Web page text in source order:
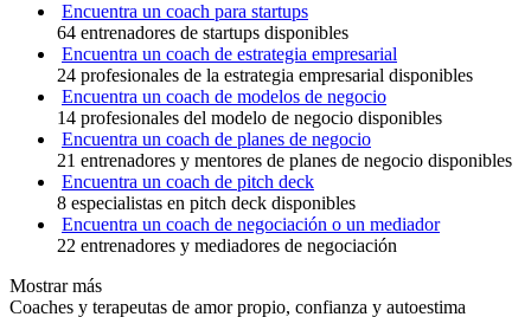
Encuentra un coach para startups
64 entrenadores de startups disponibles
Encuentra un coach de estrategia empresarial
24 profesionales de la estrategia empresarial disponibles
Encuentra un coach de modelos de negocio
14 profesionales del modelo de negocio disponibles
Encuentra un coach de planes de negocio
21 entrenadores y mentores de planes de negocio disponibles
Encuentra un coach de pitch deck
8 especialistas en pitch deck disponibles
Encuentra un coach de negociación o un mediador
22 entrenadores y mediadores de negociación
Mostrar más
Coaches y terapeutas de amor propio, confianza y autoestima